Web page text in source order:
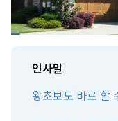
인사말
왕초보도 바로 할